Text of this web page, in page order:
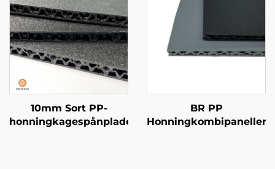
10mm Sort PP-
honningkagespånplade
BR PP
Honningkombipaneller